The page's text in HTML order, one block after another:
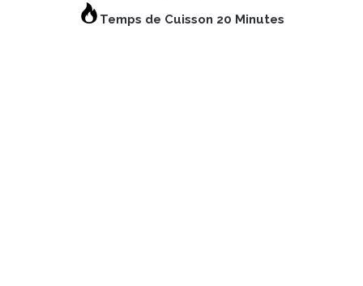
Temps de Cuisson 20 Minutes